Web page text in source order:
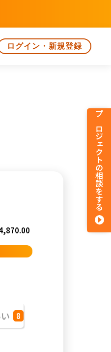
ログイン・新規登録
8
プロジェクトの相談をする